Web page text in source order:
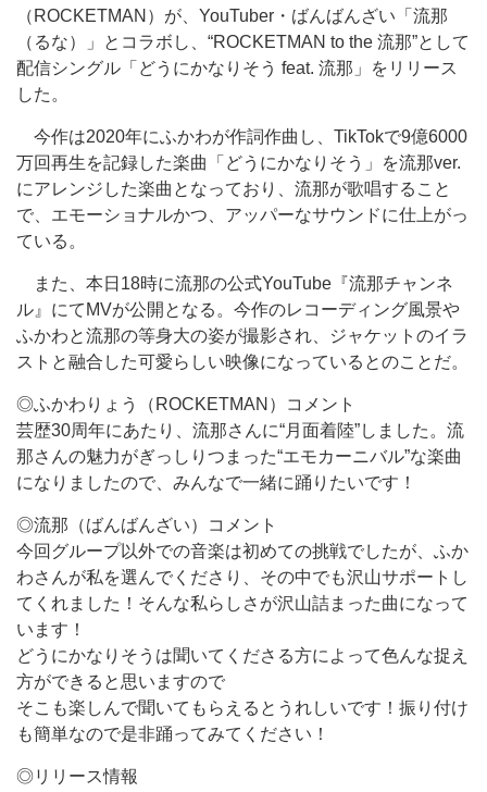
（ROCKETMAN）が、YouTuber・ばんばんざい「流那
（るな）」とコラボし、“ROCKETMAN to the 流那”として
配信シングル「どうにかなりそう feat. 流那」をリリース
した。
今作は2020年にふかわが作詞作曲し、TikTokで9億6000
万回再生を記録した楽曲「どうにかなりそう」を流那ver.
にアレンジした楽曲となっており、流那が歌唱すること
で、エモーショナルかつ、アッパーなサウンドに仕上がっ
ている。
また、本日18時に流那の公式YouTube『流那チャンネ
ル』にてMVが公開となる。今作のレコーディング風景や
ふかわと流那の等身大の姿が撮影され、ジャケットのイラ
ストと融合した可愛らしい映像になっているとのことだ。
◎ふかわりょう（ROCKETMAN）コメント
芸歴30周年にあたり、流那さんに“月面着陸”しました。流
那さんの魅力がぎっしりつまった“エモカーニバル”な楽曲
になりましたので、みんなで一緒に踊りたいです！
◎流那（ばんばんざい）コメント
今回グループ以外での音楽は初めての挑戦でしたが、ふか
わさんが私を選んでくださり、その中でも沢山サポートし
てくれました！そんな私らしさが沢山詰まった曲になって
います！
どうにかなりそうは聞いてくださる方によって色んな捉え
方ができると思いますので
そこも楽しんで聞いてもらえるとうれしいです！振り付け
も簡単なので是非踊ってみてください！
◎リリース情報